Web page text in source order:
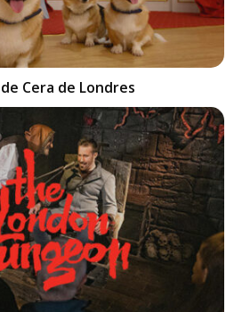
Cera de Londres